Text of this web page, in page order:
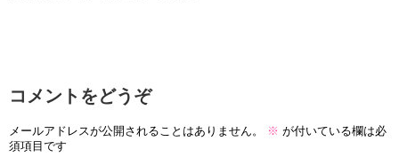
コメントをどうぞ
メールアドレスが公開されることはありません。 ※ が付いている欄は必
須項目です